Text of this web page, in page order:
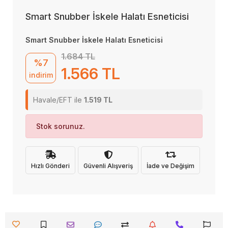
Smart Snubber İskele Halatı Esneticisi
Smart Snubber İskele Halatı Esneticisi
%7
indirim
1.684 TL
1.566 TL
Havale/EFT ile 1.519 TL
Stok sorunuz.
Hızlı Gönderi Güvenli Alışveriş İade ve Değişim